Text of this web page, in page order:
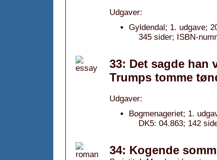
Udgaver:
Gyldendal; 1. udgave;
345 sider; ISBN-
33: Det sagde han
Trumps tomme
Udgaver:
Bogmenageriet; 1.
DK5: 04.863; 142
34: Kogende